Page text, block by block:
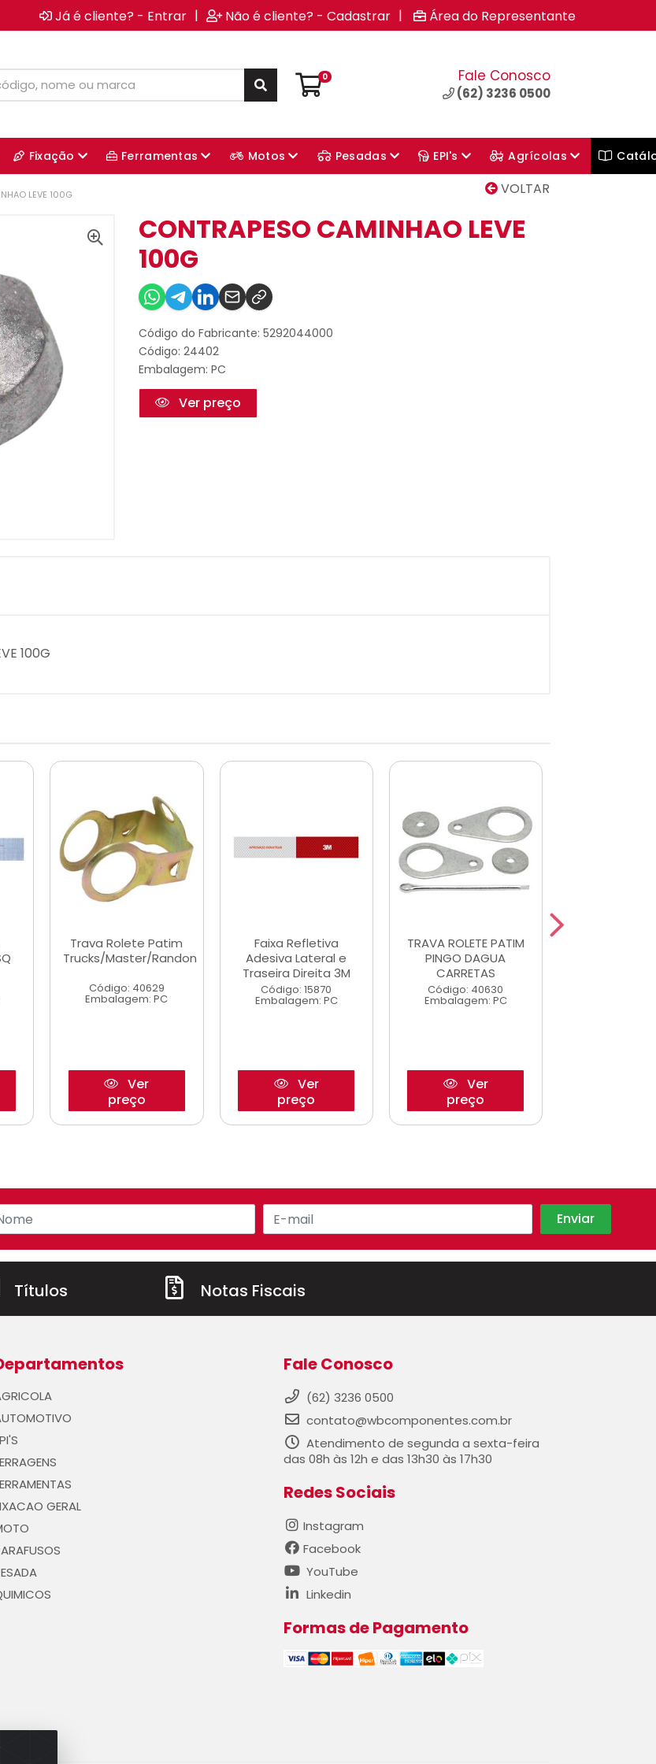
Já é cliente? - Entrar | Não é cliente? - Cadastrar | Área do Representante
0 Fale Conosco
(62) 3236 0500
Fixação Ferramentas Motos Pesadas EPI's Agrícolas
VOLTAR
LEVE 100G
CONTRAPESO CAMINHAO LEVE
100G
Código do Fabricante: 5292044000
Código: 24402
Embalagem: PC
Ver preço
100G
Trava Rolete Patim
Trucks/Master/Randon
Código: 40629
Embalagem: PC
Ver
preço
Faixa Refletiva
Adesiva Lateral e
Traseira Direita 3M
Código: 15870
Embalagem: PC
Ver
preço
TRAVA ROLETE PATIM
PINGO DAGUA
CARRETAS
Código: 40630
Embalagem: PC
Ver
preço
Títulos Notas Fiscais
GERAL
Fale Conosco
(62) 3236 0500
contato@wbcomponentes.com.br
Atendimento de segunda a sexta-feira
das 08h às 12h e das 13h30 às 17h30
Redes Sociais
Instagram
Facebook
YouTube
Linkedin
Formas de Pagamento